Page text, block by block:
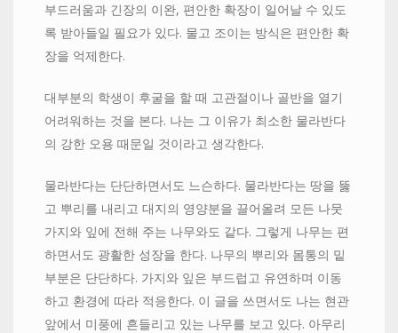
부드러움과 긴장의 이완, 편안한 확장이 일어날 수 있도
록 받아들일 필요가 있다. 물고 조이는 방식은 편안한 확
장을 억제한다.
대부분의 학생이 후굴을 할 때 고관절이나 골반을 열기
어려워하는 것을 본다. 나는 그 이유가 최소한 물라반다
의 강한 오용 때문일 것이라고 생각한다.
물라반다는 단단하면서도 느슨하다. 물라반다는 땅을 뚫
고 뿌리를 내리고 대지의 영양분을 끌어올려 모든 나뭇
가지와 잎에 전해 주는 나무와도 같다. 그렇게 나무는 편
하면서도 광활한 성장을 한다. 나무의 뿌리와 몸통의 밑
부분은 단단하다. 가지와 잎은 부드럽고 유연하며 이동
하고 환경에 따라 적응한다. 이 글을 쓰면서도 나는 현관
앞에서 미풍에 흔들리고 있는 나무를 보고 있다. 아무리